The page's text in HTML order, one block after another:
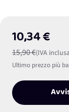
10,34 €
15,90 €(IVA
Ultimo prezzo più